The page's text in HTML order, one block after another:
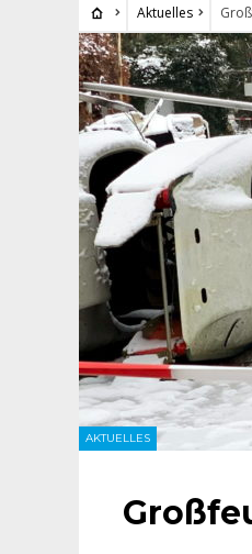
Aktuelles
AKTUELLES